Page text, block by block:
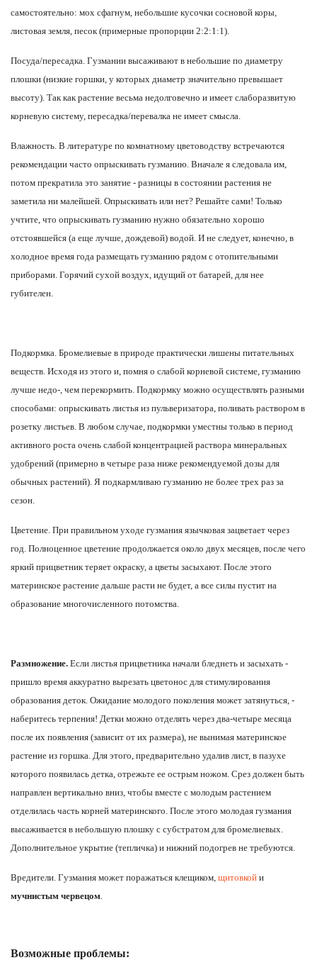
самостоятельно: мох сфагнум, небольшие кусочки сосновой коры,
листовая земля, песок (примерные пропорции 2:2:1:1).
Посуда/пересадка. Гузмании высаживают в небольшие по диаметру
плошки (низкие горшки, у которых диаметр значительно превышает
высоту). Так как растение весьма недолговечно и имеет слаборазвитую
корневую систему, пересадка/перевалка не имеет смысла.
Влажность. В литературе по комнатному цветоводству встречаются
рекомендации часто опрыскивать гузманию. Вначале я следовала им,
потом прекратила это занятие - разницы в состоянии растения не
заметила ни малейшей. Опрыскивать или нет? Решайте сами! Только
учтите, что опрыскивать гузманию нужно обязательно хорошо
отстоявшейся (а еще лучше, дождевой) водой. И не следует, конечно, в
холодное время года размещать гузманию рядом с отопительными
приборами. Горячий сухой воздух, идущий от батарей, для нее
губителен.
Подкормка. Бромелиевые в природе практически лишены питательных
веществ. Исходя из этого и, помня о слабой корневой системе, гузманию
лучше недо-, чем перекормить. Подкормку можно осуществлять разными
способами: опрыскивать листья из пульверизатора, поливать раствором в
розетку листьев. В любом случае, подкормки уместны только в период
активного роста очень слабой концентрацией раствора минеральных
удобрений (примерно в четыре раза ниже рекомендуемой дозы для
обычных растений). Я подкармливаю гузманию не более трех раз за
сезон.
Цветение. При правильном уходе гузмания язычковая зацветает через
год. Полноценное цветение продолжается около двух месяцев, после чего
яркий прицветник теряет окраску, а цветы засыхают. После этого
материнское растение дальше расти не будет, а все силы пустит на
образование многочисленного потомства.
Размножение. Если листья прицветника начали бледнеть и засыхать -
пришло время аккуратно вырезать цветонос для стимулирования
образования деток. Ожидание молодого поколения может затянуться, -
наберитесь терпения! Детки можно отделять через два-четыре месяца
после их появления (зависит от их размера), не вынимая материнское
растение из горшка. Для этого, предварительно удалив лист, в пазухе
которого появилась детка, отрежьте ее острым ножом. Срез должен быть
направлен вертикально вниз, чтобы вместе с молодым растением
отделилась часть корней материнского. После этого молодая гузмания
высаживается в небольшую плошку с субстратом для бромелиевых.
Дополнительное укрытие (тепличка) и нижний подогрев не требуются.
Вредители. Гузмания может поражаться клещиком, щитовкой и
мучнистым червецом.
Возможные проблемы: